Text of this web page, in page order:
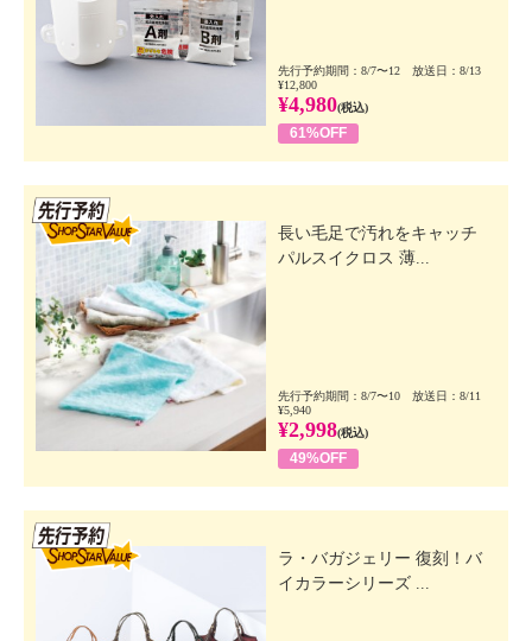
先行予約期間：8/7〜12 放送日：8/13
¥12,800
¥4,980(税込)
61%OFF
長い毛足で汚れをキャッチ
パルスイクロス 薄...
先行予約期間：8/7〜10 放送日：8/11
¥5,940
¥2,998(税込)
49%OFF
ラ・バガジェリー 復刻！バ
イカラーシリーズ ...